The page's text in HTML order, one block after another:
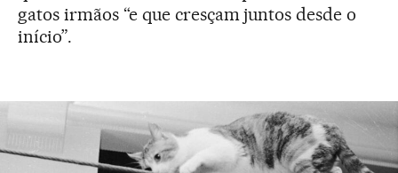
gatos irmãos “e que cresçam juntos desde o
início”.